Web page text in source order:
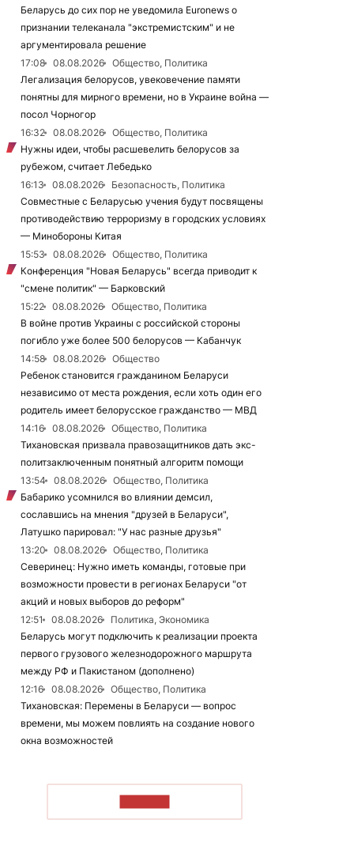
Беларусь до сих пор не уведомила Euronews о
признании телеканала "экстремистским" и не
аргументировала решение
17:08
08.08.2026
Общество, Политика
Легализация белорусов, увековечение памяти
понятны для мирного времени, но в Украине война —
посол Чорногор
16:32
08.08.2026
Общество, Политика
Нужны идеи, чтобы расшевелить белорусов за
рубежом, считает Лебедько
16:13
08.08.2026
Безопасность, Политика
Совместные с Беларусью учения будут посвящены
противодействию терроризму в городских условиях
— Минобороны Китая
15:53
08.08.2026
Общество, Политика
Конференция "Новая Беларусь" всегда приводит к
"смене политик" — Барковский
15:22
08.08.2026
Общество, Политика
В войне против Украины с российской стороны
погибло уже более 500 белорусов — Кабанчук
14:58
08.08.2026
Общество
Ребенок становится гражданином Беларуси
независимо от места рождения, если хоть один его
родитель имеет белорусское гражданство — МВД
14:16
08.08.2026
Общество, Политика
Тихановская призвала правозащитников дать экс-
политзаключенным понятный алгоритм помощи
13:54
08.08.2026
Общество, Политика
Бабарико усомнился во влиянии демсил,
сославшись на мнения "друзей в Беларуси",
Латушко парировал: "У нас разные друзья"
13:20
08.08.2026
Общество, Политика
Северинец: Нужно иметь команды, готовые при
возможности провести в регионах Беларуси "от
акций и новых выборов до реформ"
12:51
08.08.2026
Политика, Экономика
Беларусь могут подключить к реализации проекта
первого грузового железнодорожного маршрута
между РФ и Пакистаном (дополнено)
12:16
08.08.2026
Общество, Политика
Тихановская: Перемены в Беларуси — вопрос
времени, мы можем повлиять на создание нового
окна возможностей